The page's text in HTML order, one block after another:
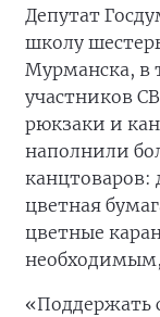
Депутат
школу
Мурманска, в
участников
рюкзаки и
наполнили
канцтоваров:
цветная
цветные
«Поддержать